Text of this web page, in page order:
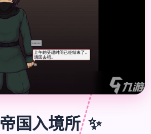
帝国入境所 ✨